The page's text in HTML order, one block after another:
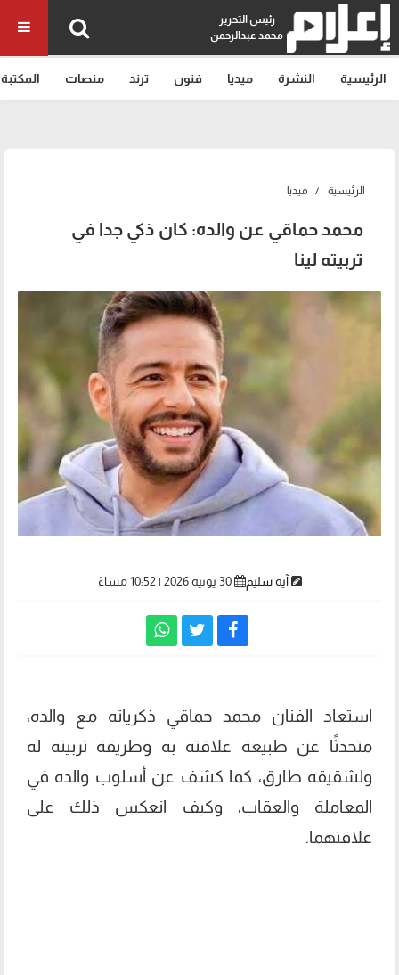
رئيس التحرير
محمد عبدالرحمن
الرئيسية النشرة ميديا فنون ترند منصات المكتبة
الرئيسية ميديا
محمد حماقي عن والده: كان ذكي جدا في
تربيته لينا
آية سليم 30 يونية 2026 | 10:52 مساءً
استعاد الفنان محمد حماقي ذكرياته مع والده،
متحدثًا عن طبيعة علاقته به وطريقة تربيته له
ولشقيقه طارق، كما كشف عن أسلوب والده في
المعاملة والعقاب، وكيف انعكس ذلك على
علاقتهما.